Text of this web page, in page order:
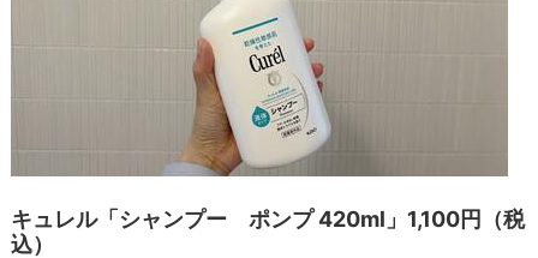
キュレル「シャンプー ポンプ 420ml」1,100円（税
込）